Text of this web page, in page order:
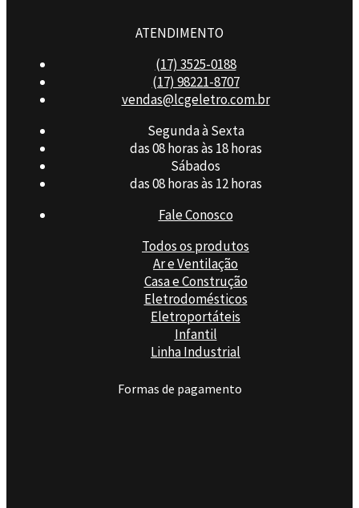
ATENDIMENTO
(17) 3525-0188
(17) 98221-8707
vendas@lcgeletro.com.br
Segunda à Sexta
das 08 horas às 18 horas
Sábados
das 08 horas às 12 horas
Fale Conosco
Todos os produtos
Ar e Ventilação
Casa e Construção
Eletrodomésticos
Eletroportáteis
Infantil
Linha Industrial
Formas de pagamento